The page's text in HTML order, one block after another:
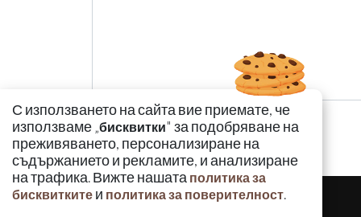
С използването на сайта вие приемате, че
използваме „бисквитки" за подобряване на
преживяването, персонализиране на
съдържанието и рекламите, и анализиране
на трафика. Вижте нашата политика за
бисквитките и политика за поверителност.